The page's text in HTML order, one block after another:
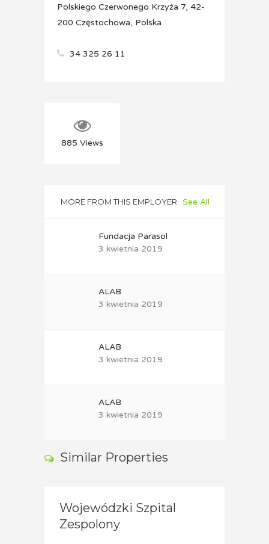
Polskiego Czerwonego Krzyża 7, 42-
200 Częstochowa, Polska
34 325 26 11
885 Views
MORE FROM THIS EMPLOYER See All
Fundacja Parasol
3 kwietnia 2019
ALAB
3 kwietnia 2019
ALAB
3 kwietnia 2019
ALAB
3 kwietnia 2019
Similar Properties
Wojewódzki Szpital
Zespolony
Niepubliczny ZOZ
Przychodnia